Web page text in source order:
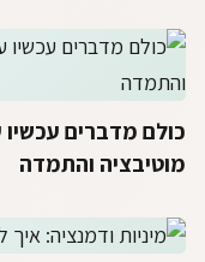
מוטיבציה והתמדה